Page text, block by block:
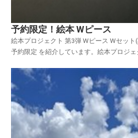
予約限定！絵本 Wピース
絵本プロジェクト 第3弾 Wピース Wセッ
予約限定 を紹介しています。絵本プロジェ
パンポンプー」と第2弾「パリン グリン
んとびりーくん、そして...